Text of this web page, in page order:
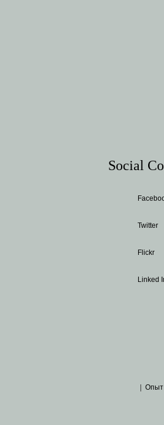
Social
Twitter
Flickr
Linked
| Опыт